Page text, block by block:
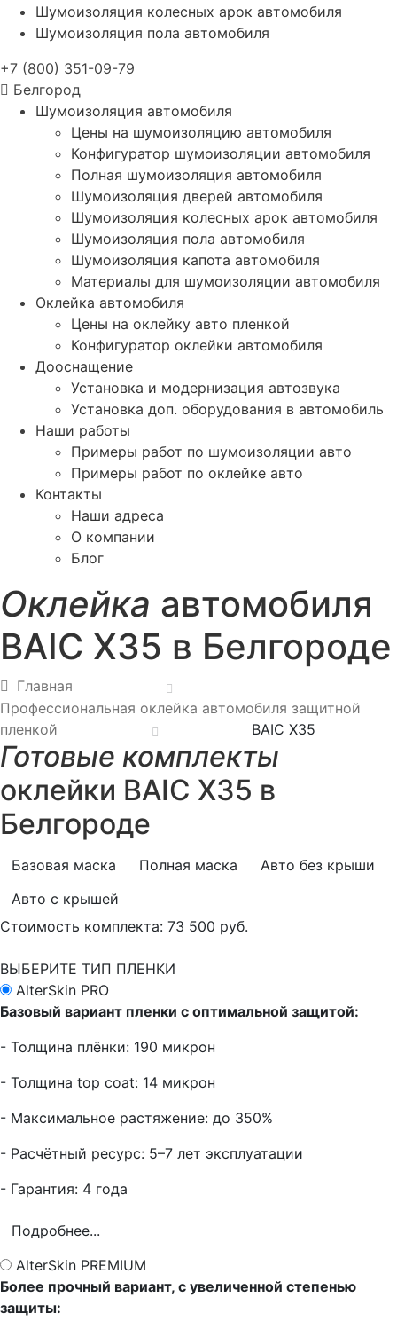
Шумоизоляция колесных арок автомобиля
Шумоизоляция пола автомобиля
+7 (800) 351-09-79
Белгород
Шумоизоляция автомобиля
Цены на шумоизоляцию автомобиля
Конфигуратор шумоизоляции автомобиля
Полная шумоизоляция автомобиля
Шумоизоляция дверей автомобиля
Шумоизоляция колесных арок автомобиля
Шумоизоляция пола автомобиля
Шумоизоляция капота автомобиля
Материалы для шумоизоляции автомобиля
Оклейка автомобиля
Цены на оклейку авто пленкой
Конфигуратор оклейки автомобиля
Дооснащение
Установка и модернизация автозвука
Установка доп. оборудования в автомобиль
Наши работы
Примеры работ по шумоизоляции авто
Примеры работ по оклейке авто
Контакты
Наши адреса
О компании
Блог
Оклейка автомобиля
BAIC X35 в Белгороде
Главная
Профессиональная оклейка автомобиля защитной
пленкой
BAIC X35
Готовые комплекты
оклейки BAIC X35 в
Белгороде
Базовая маска Полная маска
Авто без крыши
Авто с крышей
Стоимость комплекта: 73 500 руб.
ВЫБЕРИТЕ ТИП ПЛЕНКИ
AlterSkin PRO
Базовый вариант пленки с оптимальной защитой:
- Толщина плёнки: 190 микрон
- Толщина top coat: 14 микрон
- Максимальное растяжение: до 350%
- Расчётный ресурс: 5–7 лет эксплуатации
- Гарантия: 4 года
Подробнее...
AlterSkin PREMIUM
Более прочный вариант, с увеличенной степенью
защиты: